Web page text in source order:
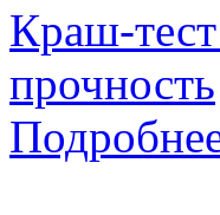
Краш-
прочность